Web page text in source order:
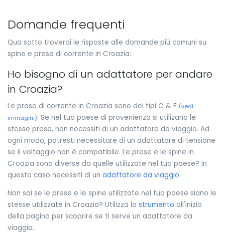
Domande frequenti
Qua sotto troverai le risposte alle domande più comuni su
spine e prese di corrente in Croazia:
Ho bisogno di un adattatore per andare
in Croazia?
Le prese di corrente in Croazia sono dei tipi C & F (vedi
immagini). Se nel tuo paese di provenienza si utilizano le
stesse prese, non necessiti di un adattatore da viaggio. Ad
ogni modo, potresti necessitare di un adattatore di tensione
se il voltaggio non è compatibile. Le prese e le spine in
Croazia sono diverse da quelle utilizzate nel tuo paese? In
questo caso necessiti di un adattatore da viaggio.
Non sai se le prese e le spine utilizzate nel tuo paese siano le
stesse utilizzate in Croazia? Utilizza lo strumento all'inizio
della pagina per scoprire se ti serve un adattatore da
viaggio.